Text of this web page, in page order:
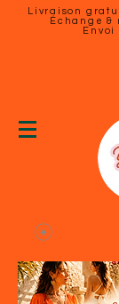
Livraison
Échange &
Envoi